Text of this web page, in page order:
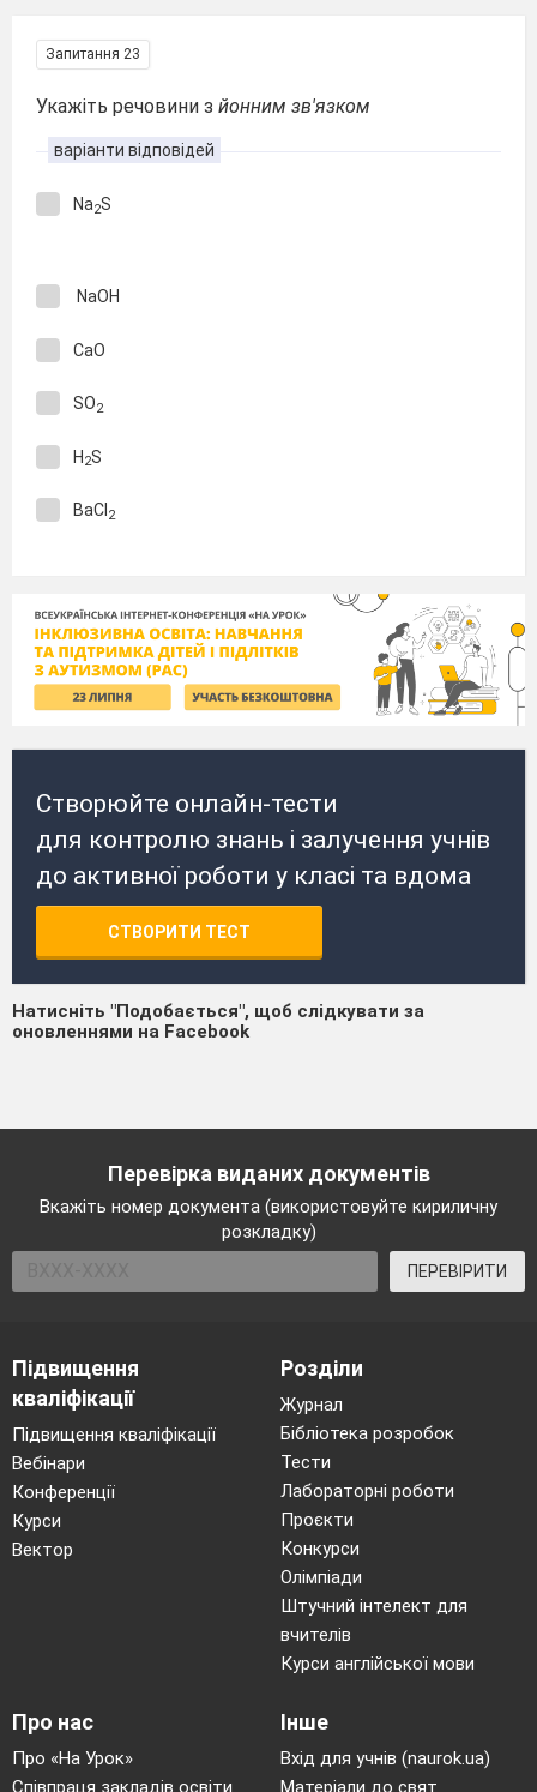
Запитання 23
Укажіть речовини з йонним зв′язком
варіанти відповідей
Na2S
NaOH
CaO
SO2
H2S
BaCl 2
Створюйте онлайн-тести
для контролю знань і залучення учнів
до активної роботи у класі та вдома
СТВОРИТИ ТЕСТ
Натисніть "Подобається", щоб слідкувати за
оновленнями на Facebook
Перевірка виданих документів
Вкажіть номер документа (використовуйте кириличну
розкладку)
ПЕРЕВІРИТИ
Підвищення
кваліфікації
Підвищення кваліфікації
Вебінари
Конференції
Курси
Вектор
Розділи
Журнал
Бібліотека розробок
Тести
Лабораторні роботи
Проєкти
Конкурси
Олімпіади
Штучний інтелект для
вчителів
Курси англійської мови
Про нас
Про «На Урок»
Співпраця закладів освіти
Інше
Вхід для учнів (naurok.ua)
Матеріали до свят